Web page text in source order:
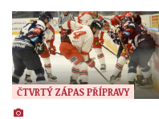
ČTVRTÝ ZÁPAS PŘÍPRAVY